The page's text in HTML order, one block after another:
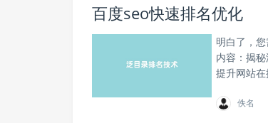
百度seo快速排名优化
明白了，
内容：揭
提升网站
佚名